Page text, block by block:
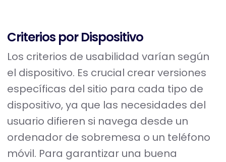
Criterios por Dispositivo
Los criterios de usabilidad varían según
el dispositivo. Es crucial crear versiones
específicas del sitio para cada tipo de
dispositivo, ya que las necesidades del
usuario difieren si navega desde un
ordenador de sobremesa o un teléfono
móvil. Para garantizar una buena